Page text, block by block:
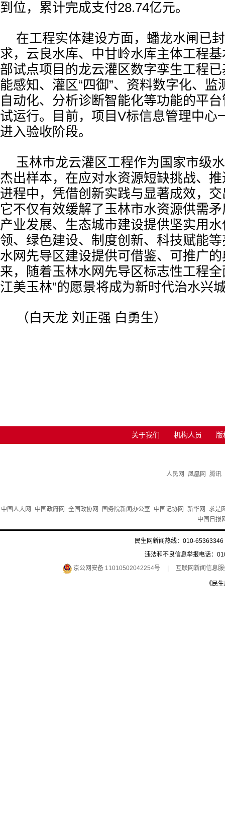
到位，累计完成支付28.74亿元。
在工程实体建设方面，蟠龙水闸已
求，云良水库、中甘岭水库主体工程
部试点项目的龙云灌区数字孪生工程
能感知、灌区“四御”、资料数字化、监
自动化、分析诊断智能化等功能的平
试运行。目前，项目V标信息管理中心
进入验收阶段。
玉林市龙云灌区工程作为国家市级
杰出样本，在应对水资源短缺挑战、
进程中，凭借创新实践与显著成效，
它不仅有效缓解了玉林市水资源供需
产业发展、生态城市建设提供坚实用
领、绿色建设、制度创新、科技赋能
水网先导区建设提供可借鉴、可推广
来，随着玉林水网先导区标志性工程全
江美玉林”的愿景将成为新时代治水兴
（白天龙 刘正强 白勇生）
关于我们 机构人员 版
人民网 凤凰网 腾讯
中国人大网 中国政府网 全国政协网 国务院新闻办公室 中国记协网 新华网
求是
中国日报
民生网新闻热线：010-
违法和不良信息举报电话：
京公网安备 11010502042254号
互联网新闻信息
《民